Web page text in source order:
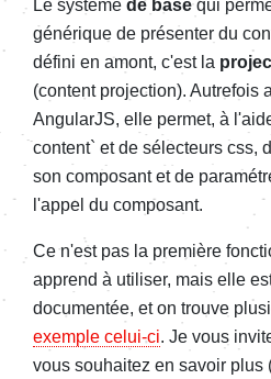
Le système de basequi
générique de présenter du
défini en amont, c'est la
(content projection). Autrefois
AngularJS, elle permet, à
content` et de sélecteurs css,
son composant et de
l'appel du composant.
Ce n'est pas la première
apprend à utiliser, mais elle
documentée, et on trouve
exemple celui-ci. Je vous
vous souhaitez en savoir plus